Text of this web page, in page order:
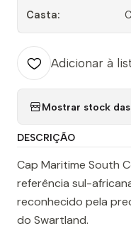
Casta:
Adicionar à
Mostrar stock
DESCRIÇÃO
Cap Maritime South
referência sul-
reconhecido pela
do Swartland.